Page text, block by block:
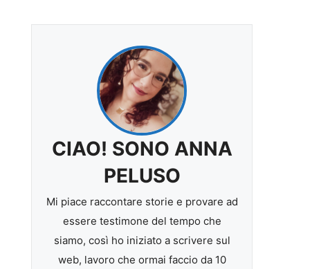
CIAO! SONO ANNA
PELUSO
Mi piace raccontare storie e provare ad
essere testimone del tempo che
siamo, così ho iniziato a scrivere sul
web, lavoro che ormai faccio da 10